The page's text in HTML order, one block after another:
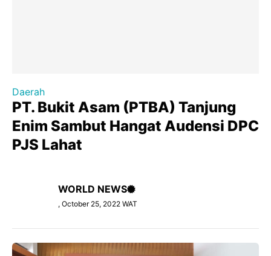
Daerah
PT. Bukit Asam (PTBA) Tanjung
Enim Sambut Hangat Audensi DPC
PJS Lahat
WORLD NEWS
, October 25, 2022 WAT